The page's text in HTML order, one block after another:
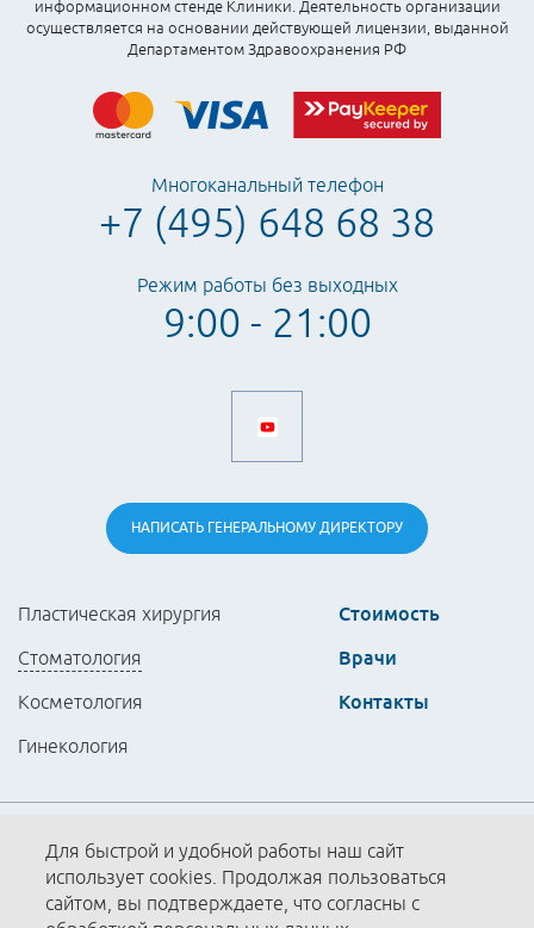
информационном стенде Клиники. Деятельность организации
осуществляется на основании действующей лицензии, выданной
Департаментом Здравоохранения РФ
Многоканальный телефон
+7 (495) 648 68 38
Режим работы без выходных
9:00 - 21:00
НАПИСАТЬ ГЕНЕРАЛЬНОМУДИРЕКТОРУ
Пластическая хирургия
Стоматология
Косметология
Гинекология
Стоимость
Врачи
Контакты
Партнёры
Политика конфиденциальности
Для быстрой и удобной работы наш сайт
использует cookies. Продолжая пользоваться
сайтом, вы подтверждаете, что согласны с